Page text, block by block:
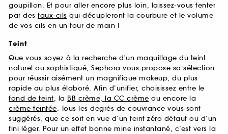
goupillon. Et pour aller encore plus loin, laissez-vous tenter
par des faux-cils qui décupleront la courbure et le volume
de vos cils en un tour de main !
Teint
Que vous soyez à la recherche d'un maquillage du teint
naturel ou sophistiqué, Sephora vous propose sa sélection
pour réussir aisément un magnifique makeup, du plus
rapide au plus élaboré. Afin d’unifier, choisissez entre le
fond de teint, la BB crème, la CC crème ou encore la
crème teintée. Tous les degrés de couvrance vous sont
suggérés, que ce soit en vue d’un teint zéro défaut ou d’un
fini léger. Pour un effet bonne mine instantané, c’est vers la